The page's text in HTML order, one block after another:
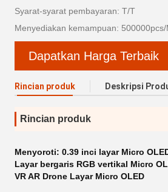
Syarat-syarat pembayaran: T/T
Menyediakan kemampuan: 500000pcs/
Dapatkan Harga Terbaik
Rincian produk Deskripsi
Rincian produk
Menyoroti: 0.39 inci layar Micro
Layar bergaris RGB vertikal Micro
VR AR Drone Layar Micro OLED